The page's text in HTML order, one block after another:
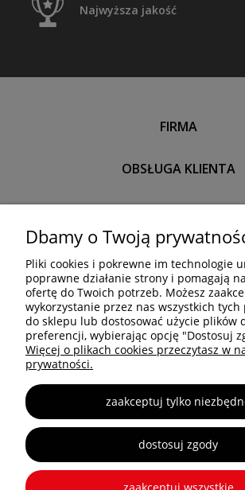
Najwyższa jakość
FIRMA
OBSŁUGA KLIENTA
PRODUKTY
OCTANORM SYSTEM Polska Sp.
Trakt Brzeski 83
05-077 Warszawa
Tel: +48 22 773 03 50
info@octa.pl
www.octanorm.pl
Copyright © 2025
Dbamy o Twoją
Pliki cookies i pokrewne im technologie
poprawne działanie strony i pomagają
ofertę do Twoich potrzeb. Możesz
wykorzystanie przez nas wszystkich
do sklepu lub dostosować użycie plików
preferencji, wybierając opcję "Dostosuj
Więcej o plikach cookies przeczytasz w
prywatności.
zaakceptuj tylko
dostosuj zgody